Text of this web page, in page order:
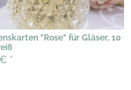
"Rose" für Gläser, 10
*